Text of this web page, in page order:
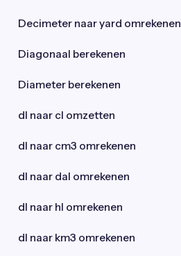
Decimeter naar yard omrekenen
Diagonaal berekenen
Diameter berekenen
dl naar cl omzetten
dl naar cm3 omrekenen
dl naar dal omrekenen
dl naar hl omrekenen
dl naar km3 omrekenen